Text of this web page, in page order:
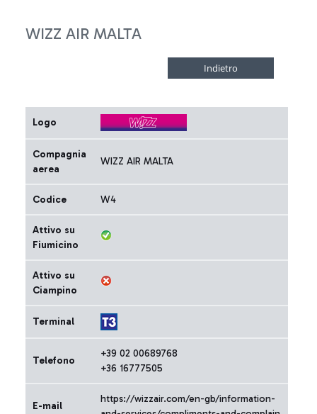
WIZZ AIR MALTA
Logo
Compagnia
aerea
WIZZ AIR MALTA
Codice W4
Attivo su
Fiumicino
Attivo su
Ciampino
Terminal
Telefono
+39 02 00689768
+36 16777505
E-mail
https://wizzair.com/en-gb/information-